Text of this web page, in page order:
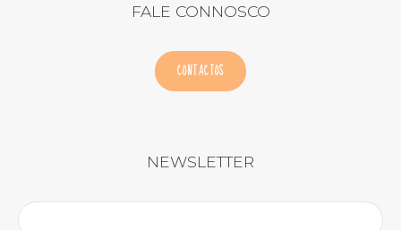
FALE CONNOSCO
CONTACTOS
NEWSLETTER